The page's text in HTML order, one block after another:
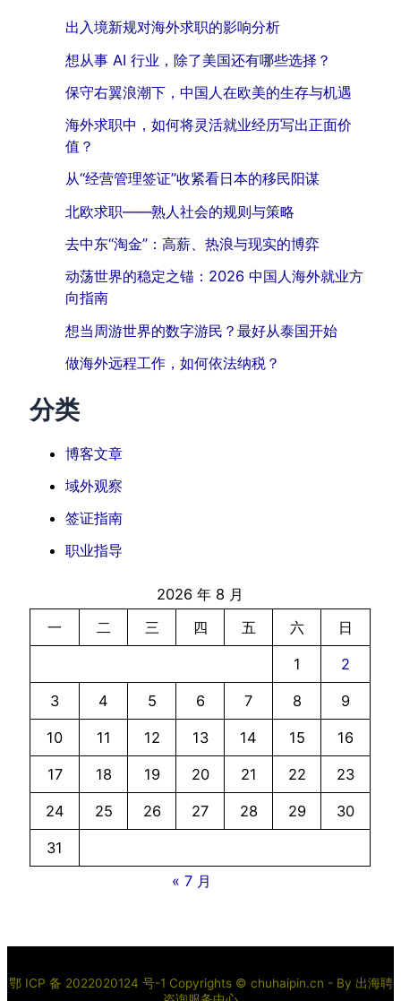
出入境新规对海外求职的影响分析
想从事 AI 行业，除了美国还有哪些选择？
保守右翼浪潮下，中国人在欧美的生存与机遇
海外求职中，如何将灵活就业经历写出正面价
值？
从“经营管理签证”收紧看日本的移民阳谋
北欧求职——熟人社会的规则与策略
去中东“淘金”：高薪、热浪与现实的博弈
动荡世界的稳定之锚：2026 中国人海外就业方
向指南
想当周游世界的数字游民？最好从泰国开始
做海外远程工作，如何依法纳税？
分类
博客文章
域外观察
签证指南
职业指导
2026 年 8 月
一
二 三 四 五 六 日
1 2
3 4 5 6 7 8 9
10 11 12 13 14 15 16
17 18 19 20 21 22 23
24 25 26 27 28 29 30
31
« 7 月
鄂 ICP 备 2022020124 号-1 Copyrights © chuhaipin.cn - By 出海聘